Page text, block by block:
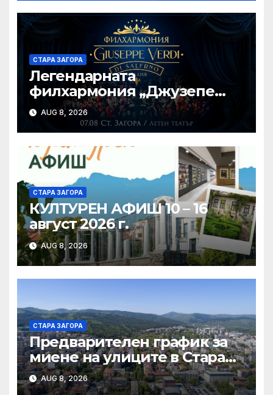
СТАРА ЗАГОРА
Легендарната
филхармония „Джузепе
Верди“ от Салерно с
концерт под звездите тази
вечер в Летен татър – Стара
Загора
AUG 8, 2026
СТАРА ЗАГОРА
КУЛТУРЕН АФИШ 10 – 16
август 2026 г.
AUG 8, 2026
СТАРА ЗАГОРА
Предварителен график за
миене на улиците в Стара
Загора за периода от
10.08.2026 до 14.08.2026 г.
AUG 8, 2026